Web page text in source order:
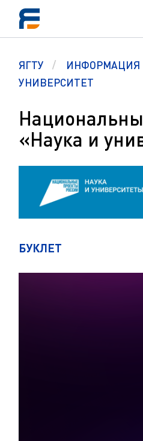
ЯГТУ
ИНФОРМАЦИЯ
УНИВЕРСИТЕТ
«Наука и
БУКЛЕТ